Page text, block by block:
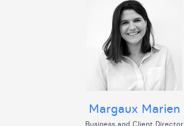
Margaux Marien
Business and Client Director